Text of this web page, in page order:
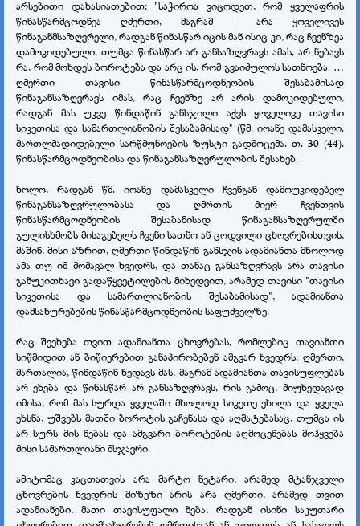
არსებითი დახასიათებით: "საჭიროა ვიცოდეთ, რომ ყველაფრის
წინასწარმცოდნეა ღმერთი, მაგრამ - არა ყოველივეს
წინაგანმსაზღვრელი, რადგან წინასწარ იცის მან ისიც კი, რაც ჩვენზეა
დამოკიდებული, თუმცა წინასწარ არ განსაზღვრავს ამას, არ ნებავს
რა, რომ მოხდეს ბოროტება და არც ის, რომ გვაიძულოს სათნოება. …
ღმერთი თავისი წინასწარმცოდნეობის შესაბამისად
წინაგანსაზღვრავს იმას, რაც ჩვენზე არ არის დამოკიდებული,
რადგან მას უკვე წინდაწინ განსჯილი აქვს ყოველივე თავისი
სიკეთისა და სამართლიანობის შესაბამისად" (წმ. იოანე დამასკელი.
მართლმადიდებელი სარწმუნოების ზუსტი გადმოცემა. თ. 30 (44).
წინასწარმცოდნეობისა და წინაგანსაზღვრულობის შესახებ.
ხოლო, რადგან წმ. იოანე დამასკელი ჩვენგან დამოუკიდებელ
წინაგანსაზღვრულობასა და ღმრთის მიერ ჩვენთვის
წინასწარმცოდნეობის შესაბამისად წინაგანსაზღვრულში
გულისხმობს მისაგებელს ჩვენი სათნო ან ცოდვილი ცხოვრებისთვის,
მაშინ, მისი აზრით, ღმერთი წინდაწინ განსჯის ადამიანთა მხოლოდ
ამა თუ იმ მომავალ ხვედრს, და თანაც განსაზღვრავს არა თავისი
განუკითხავი გადაწყვეტილების მიხედვით, არამედ თავისი "თავისი
სიკეთისა და სამართლიანობის შესაბამისად", ადამიანთა
დამსახურებების წინასწარმცოდნეობის საფუძველზე.
რაც შეეხება თვით ადამიანთა ცხოვრებას, რომლებიც თავიანთი
სიწმიდით ან ბიწიერებით განაპირობებენ ამგვარ ხვედრს, ღმერთი,
მართალია, წინდაწინ ხედავს მას, მაგრამ ადამიანთა თავისუფლებას
არ ეხება და წინასწარ არ განსაზღვრავს, რის გამოც, მიუხედავად
იმისა, რომ მას სურდა ყველაში მხოლოდ სიკეთე ეხილა და ყველა
ეხსნა, უშვებს მათში ბოროტის გაჩენასა და აღმატებასაც, თუმცა ის
არ სურს მის ნებას და ამგვარი ბოროტების აღმოცენებას მოჰყვება
მისი სამართლიანი მსჯავრი.
ამიტომაც კაცთათვის არა მარტო ნეტარი, არამედ მტანჯველი
ცხოვრების ხვედრის მიზეზი არის არა ღმერთი, არამედ თვით
ადამიანები, მათი თავისუფალი ნება, რადგან ისინი საკუთარი